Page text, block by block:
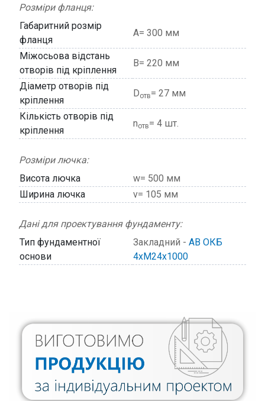
Розміри фланця:
Габаритний розмір
фланця
А= 300 мм
Міжосьова відстань
отворів під кріплення
В= 220 мм
Діаметр отворів під
кріплення
Dотв= 27 мм
Кількість отворів під
кріплення
nотв= 4 шт.
Розміри лючка:
Висота лючка
w= 500 мм
Ширина лючка
v= 105 мм
Дані для проектування фундаменту:
Тип фундаментної
основи
Закладний - АВ ОКБ
4хМ24х1000